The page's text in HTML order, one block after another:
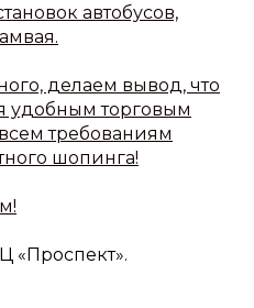
автобусов,
делаем вывод, что
удобным торговым
требованиям
шопинга!
«Проспект».